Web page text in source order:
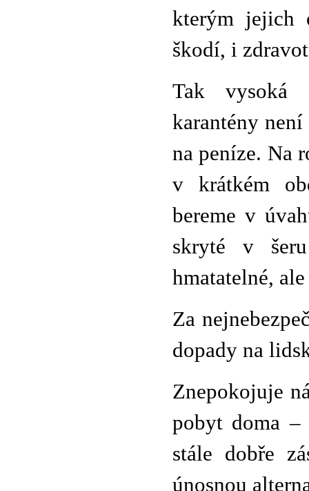
kterým jejich
škodí, i
Tak vysoká
karantény
na peníze. Na
v krátkém
bereme v
skryté v
hmatatelné,
Za
dopady na
Znepokojuje
pobyt doma –
stále dobře
únosnou